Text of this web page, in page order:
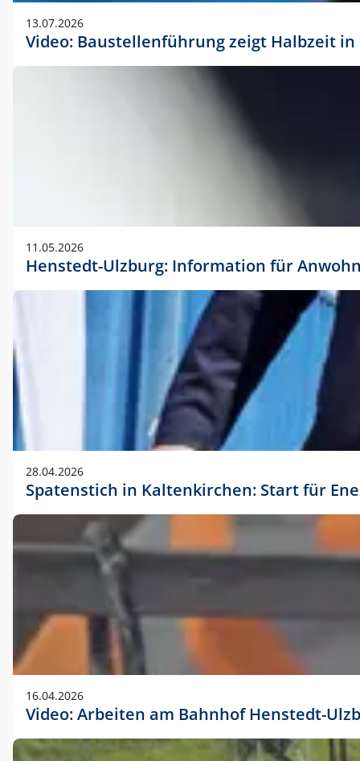
13.07.2026
Video: Baustellenführung zeigt Halbzeit
11.05.2026
Henstedt-Ulzburg: Information für
28.04.2026
Spatenstich in Kaltenkirchen: Start für
16.04.2026
Video: Arbeiten am Bahnhof Henstedt-